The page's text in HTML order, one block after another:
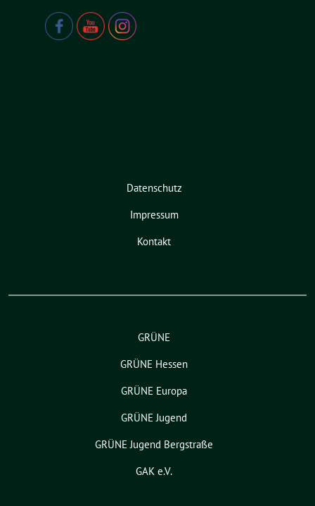
Datenschutz
Impressum
Kontakt
GRÜNE
GRÜNE Hessen
GRÜNE Europa
GRÜNE Jugend
GRÜNE Jugend Bergstraße
GAK e.V.